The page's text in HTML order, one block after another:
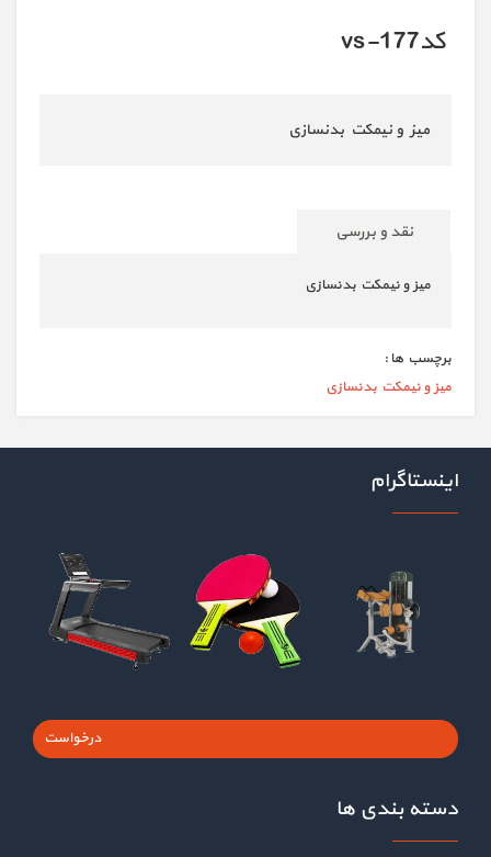
کدvs-177
میز و نیمکت بدنسازی
نقد و بررسی
میز و نیمکت بدنسازی
برچسب ها :
میز و نیمکت بدنسازی
اینستاگرام
درخواست
دسته بندی ها